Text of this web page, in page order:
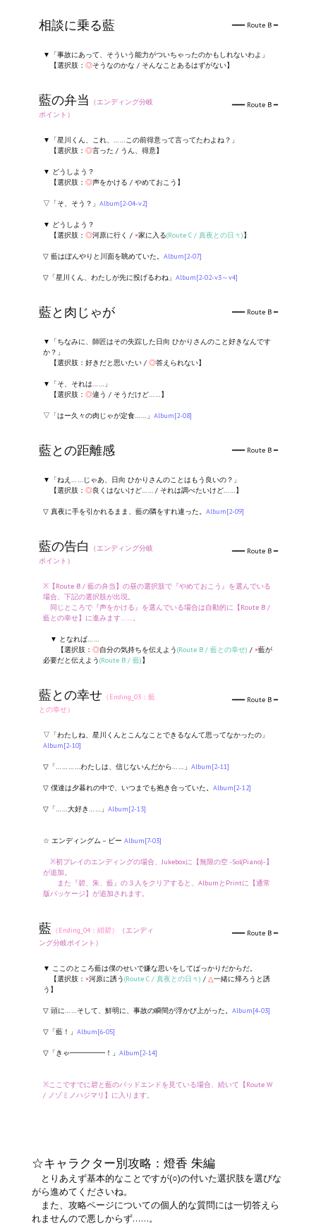
相談に乗る藍 ━━━ Route B ━
▼「事故にあって、そういう能力がついちゃったのかもしれないわよ」
【選択肢： ◎そうなのかな / そんなことあるはずがない】
藍の弁当
（エンディング分岐
ポイント）
━━━ Route B ━
▼「星川くん、これ、……この前得意って言ってたわよね？」
【選択肢： ◎言った / うん、得意】
▼ どうしよう？
【選択肢： ◎声をかける / やめておこう】
▽「そ、そう？」 Album[2-04-v2]
▼ どうしよう？
【選択肢： ◎河原に行く / ×家に入る(Route C / 真夜との日々)】
▽ 藍はぼんやりと川面を眺めていた。 Album[2-07]
▽「星川くん、わたしが先に投げるわね」 Album[2-02-v3～v4]
藍と肉じゃが ━━━ Route B ━
▼「ちなみに、師匠はその失踪した日向 ひかりさんのこと好きなんです
か？」
【選択肢：好きだと思いたい / ◎答えられない】
▼「そ、それは……」
【選択肢： ◎違う / そうだけど……】
▽「はー久々の肉じゃが定食……」 Album[2-08]
藍との距離感 ━━━ Route B ━
▼「ねえ……じゃあ、日向 ひかりさんのことはもう良いの？」
【選択肢： ◎良くはないけど…… / それは調べたいけど……】
▽ 真夜に手を引かれるまま、藍の隣をすれ違った。 Album[2-09]
藍の告白
（エンディング分岐
ポイント）
━━━ Route B ━
※【Route B / 藍の弁当】の昼の選択肢で『やめておこう』を選んでいる
場合、下記の選択肢が出現。
同じところで『声をかける』を選んでいる場合は自動的に【Route B /
藍との幸せ】に進みます……。
▼ となれば……
【選択肢： ◎自分の気持ちを伝えよう(Route B / 藍との幸せ) / ×藍が
必要だと伝えよう(Route B / 藍)】
藍との幸せ（Ending_03：藍
との幸せ）
━━━ Route B ━
▽「わたしね、星川くんとこんなことできるなんて思ってなかったの」
Album[2-10]
▽「…………わたしは、信じないんだから……」 Album[2-11]
▽ 僕達は夕暮れの中で、いつまでも抱き合っていた。 Album[2-12]
▽「……大好き……」 Album[2-13]
☆ エンディングム－ビー Album[7-03]
※初プレイのエンディングの場合、Jukeboxに【無限の空 -Sol(Piano)-】
が追加。
また『碧、朱、藍』の３人をクリアすると、AlbumとPrintに【通常
版パッケージ】が追加されます。
藍 （Ending_04：紺碧）
（エンディ
ング分岐ポイント）
━━━ Route B ━
▼ ここのところ藍は僕のせいで嫌な思いをしてばっかりだからだ。
【選択肢： ×河原に誘う(Route C / 真夜との日々) / △一緒に帰ろうと誘
う】
▽ 頭に……そして、鮮明に、事故の瞬間が浮かび上がった。 Album[4-03]
▽「藍！」 Album[6-05]
▽「きゃ━━━━━！」 Album[2-14]
※ここですでに碧と藍のバッドエンドを見ている場合、続いて【Route W
/ ノゾミノハジマリ】に入ります。
☆キャラクター別攻略：燈香 朱編
とりあえず基本的なことですが(○)の付いた選択肢を選びな
がら進めてくださいね。
また、攻略ページについての個人的な質問には一切答えら
れませんので悪しからず……。